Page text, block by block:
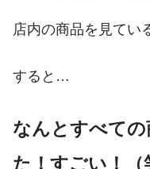
店内の商品を見てい
すると…
なんとすべて
た！すごい！（